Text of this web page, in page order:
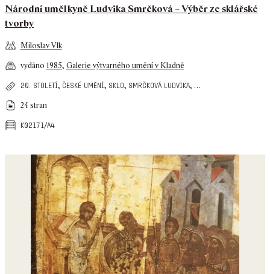
Národní umělkyně Ludvika Smrčková – Výběr ze sklářské
tvorby
Miloslav Vlk
vydáno 1985, Galerie výtvarného umění v Kladně
20. století, české umění, sklo, smrčková ludvika, …
24 stran
k02171/a4